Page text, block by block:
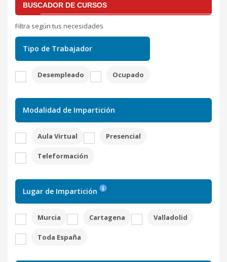
BUSCADOR DE CURSOS
Filtra según tus necesidades
Tipo de Trabajador
Desempleado Ocupado
Modalidad de Impartición
Aula Virtual Presencial
Teleformación
Lugar de Impartición
Murcia Cartagena Valladolid
Toda España